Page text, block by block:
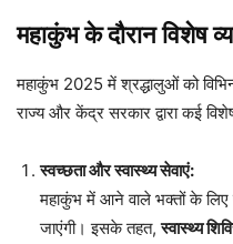
महाकुंभ के दौरान विशेष
महाकुंभ 2025 में श्रद्धालुओं को
राज्य और केंद्र सरकार द्वारा कई
स्वच्छता और स्वास्थ्य सेवाएं:
महाकुंभ में आने वाले भक्तों के लिए
जाएंगी। इसके तहत,स्वास्थ्य